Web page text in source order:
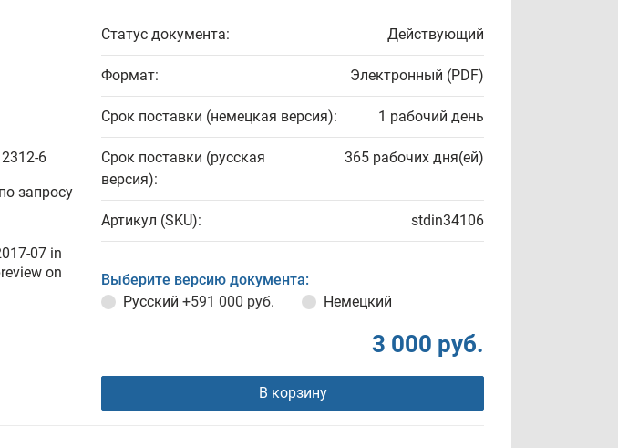
6
запросу
07 in
on
Статус документа: Действующий
Формат: Электронный (PDF)
Срок поставки (немецкая версия): 1 рабочий день
Срок поставки (русская
версия):
365 рабочих дня(ей)
Артикул (SKU): stdin34106
Выберите версию документа:
Русский +591 000 руб. Немецкий
3 000 руб.
В корзину